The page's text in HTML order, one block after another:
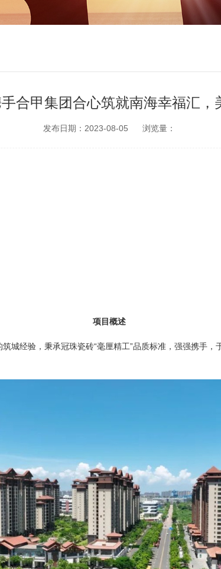
合甲集团合心筑就南海幸福汇，
发布日期：2023-08-05 浏览量：
项目概述
城经验，秉承冠珠瓷砖“毫厘精工”品质标准，强强携手，